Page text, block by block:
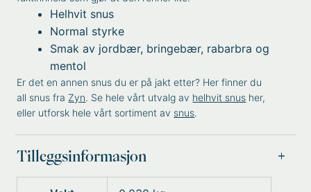
Helhvit snus
Normal styrke
Smak av jordbær, bringebær, rabarbra og
mentol
Er det en annen snus du er på jakt etter? Her finner du
all snus fra Zyn. Se hele vårt utvalg av helhvit snus her,
eller utforsk hele vårt sortiment av snus.
Tilleggsinformasjon